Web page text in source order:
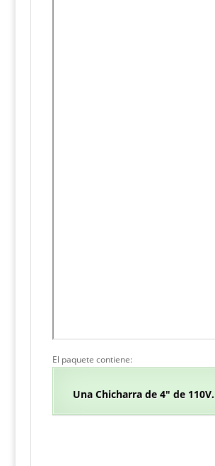
El paquete contiene:
Una Chicharra de 4″ de 110V.